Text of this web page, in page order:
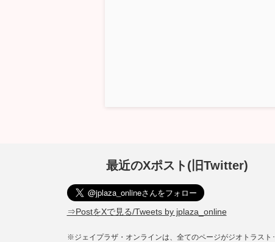
最近のXポスト(旧Twitter)
⇒PostをXで見る/Tweets by jplaza_online
※ジェイプラザ・オンラインは、全てのページがジオトラスト･